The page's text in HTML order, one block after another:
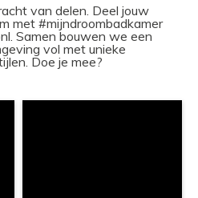
van delen. Deel jouw
met #mijndroombadkamer
Samen bouwen we een
vol met unieke
Doe je mee?